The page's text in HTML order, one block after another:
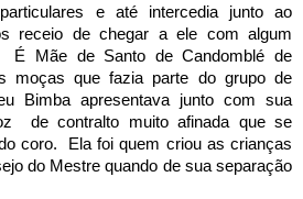
e até intercedia junto ao
receio de chegar a ele com algum
É Mãe de Santo de Candomblé de
moças que fazia parte do grupo de
Bimba apresentava junto com sua
de contralto muito afinada que se
coro.
Ela foi quem criou as crianças
do Mestre quando de sua separação